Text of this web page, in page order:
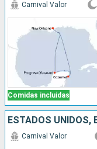
Comidas incluidas
Carnival Valor
ESTADOS UNIDOS,
Carnival Valor